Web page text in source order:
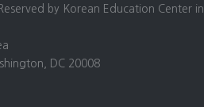
by Korean Education Center in
DC 20008